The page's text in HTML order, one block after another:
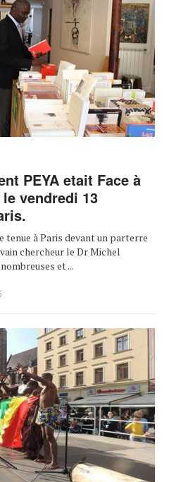
PEYA etait Face à
vendredi 13
tenue à Paris devant un parterre
chercheur le Dr Michel
et ...